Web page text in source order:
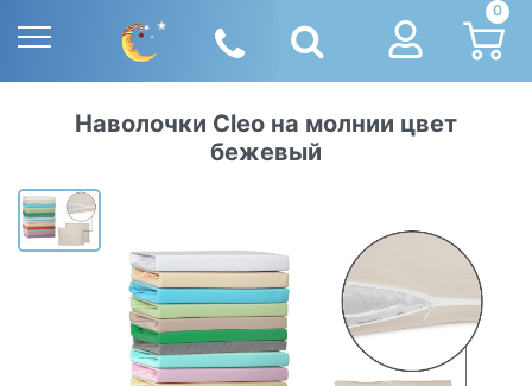
0
Наволочки Cleo на молнии цвет
бежевый